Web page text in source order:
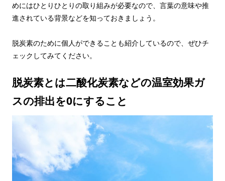
めにはひとりひとりの取り組みが必要なので、言葉の意味や推
進されている背景などを知っておきましょう。
脱炭素のために個人ができることも紹介しているので、ぜひチ
ェックしてみてください。
脱炭素とは二酸化炭素などの温室効果ガ
スの排出を0にすること